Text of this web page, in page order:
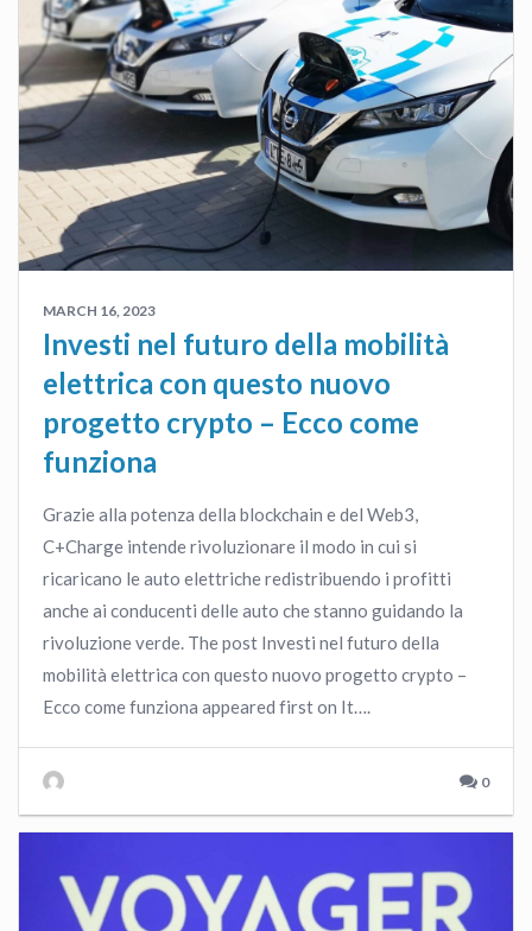
MARCH 16, 2023
Investi nel futuro della mobilità
elettrica con questo nuovo
progetto crypto – Ecco come
funziona
Grazie alla potenza della blockchain e del Web3,
C+Charge intende rivoluzionare il modo in cui si
ricaricano le auto elettriche redistribuendo i profitti
anche ai conducenti delle auto che stanno guidando la
rivoluzione verde. The post Investi nel futuro della
mobilità elettrica con questo nuovo progetto crypto –
Ecco come funziona appeared first on It….
0